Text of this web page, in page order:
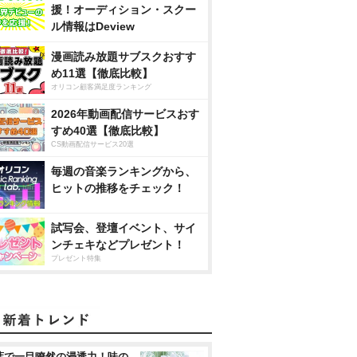
援！オーディション・スクー
ル情報はDeview
漫画読み放題サブスクおすす
め11選【徹底比較】
オリコン顧客満足度ランキング
2026年動画配信サービスおす
すめ40選【徹底比較】
CS動画配信サービス20選
毎週の音楽ランキングから、
ヒットの推移をチェック！
試写会、登壇イベント、サイ
ンチェキなどプレゼント！
プレゼント特集